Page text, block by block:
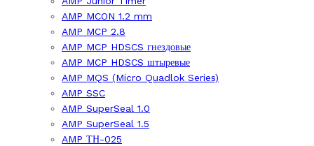
AMP MCON 1.2 mm
AMP MCP 2.8
AMP MCP HDSCS гнездовые
AMP MCP HDSCS штыревые
AMP MQS (Micro Quadlok Series)
AMP SSC
AMP SuperSeal 1.0
AMP SuperSeal 1.5
AMP ТН-025